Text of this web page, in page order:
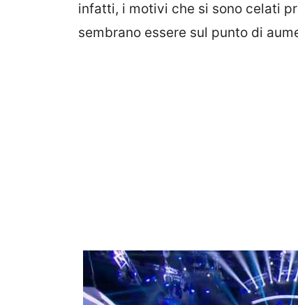
infatti, i motivi che si sono celati
sembrano essere sul punto di